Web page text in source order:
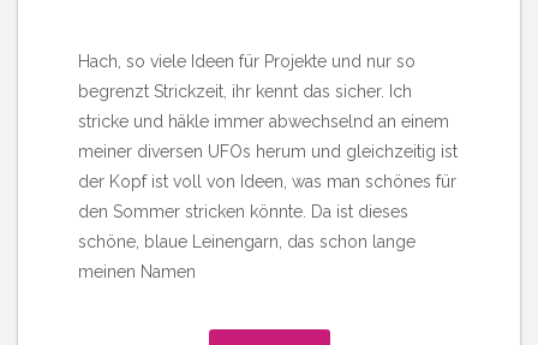
Hach, so viele Ideen für Projekte und nur so
begrenzt Strickzeit, ihr kennt das sicher. Ich
stricke und häkle immer abwechselnd an einem
meiner diversen UFOs herum und gleichzeitig ist
der Kopf ist voll von Ideen, was man schönes für
den Sommer stricken könnte. Da ist dieses
schöne, blaue Leinengarn, das schon lange
meinen Namen